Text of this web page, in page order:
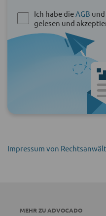
Ich habe die AGB und
gelesen und
Impressum von
MEHR ZU ADVOCADO